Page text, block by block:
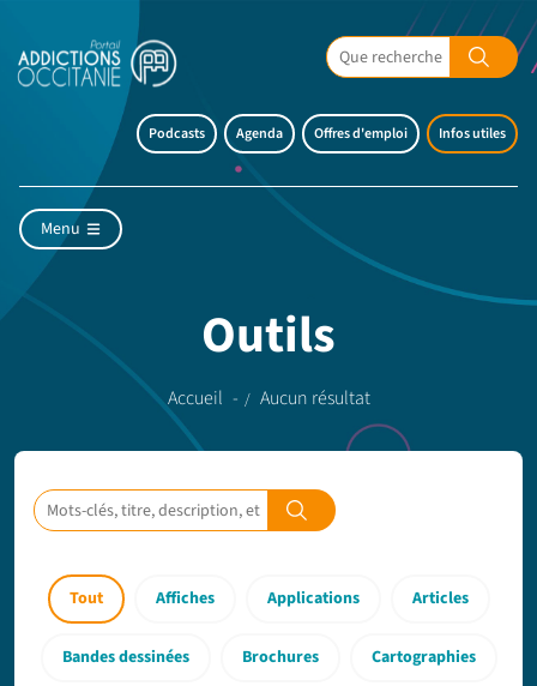
Podcasts Agenda Offres d'emploi Infos utiles
Menu
Outils
Accueil Aucun résultat
Tout Affiches Applications Articles
Bandes dessinées Brochures Cartographies